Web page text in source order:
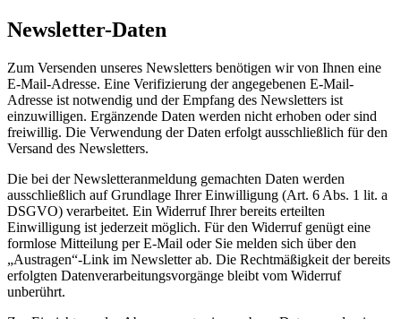
Newsletter-Daten
Zum Versenden unseres Newsletters benötigen wir von Ihnen eine
E-Mail-Adresse. Eine Verifizierung der angegebenen E-Mail-
Adresse ist notwendig und der Empfang des Newsletters ist
einzuwilligen. Ergänzende Daten werden nicht erhoben oder sind
freiwillig. Die Verwendung der Daten erfolgt ausschließlich für den
Versand des Newsletters.
Die bei der Newsletteranmeldung gemachten Daten werden
ausschließlich auf Grundlage Ihrer Einwilligung (Art. 6 Abs. 1 lit. a
DSGVO) verarbeitet. Ein Widerruf Ihrer bereits erteilten
Einwilligung ist jederzeit möglich. Für den Widerruf genügt eine
formlose Mitteilung per E-Mail oder Sie melden sich über den
„Austragen“-Link im Newsletter ab. Die Rechtmäßigkeit der bereits
erfolgten Datenverarbeitungsvorgänge bleibt vom Widerruf
unberührt.